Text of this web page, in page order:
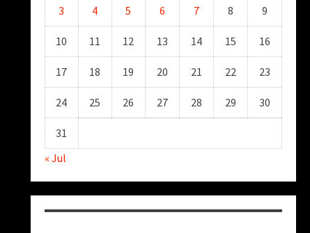
3 4 5 6 7 8 9
10 11 12 13 14 15 16
17 18 19 20 21 22 23
24 25 26 27 28 29 30
31
« Jul